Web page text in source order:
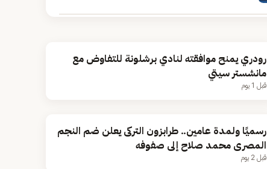
رودري يمنح موافقته لنادي برشلونة للتفاوض مع
مانشستر سيتي
قبل 1 يوم
رسميًا ولمدة عامين.. طرابزون التركى يعلن ضم النجم
المصرى محمد صلاح إلى صفوفه
قبل 2 يوم